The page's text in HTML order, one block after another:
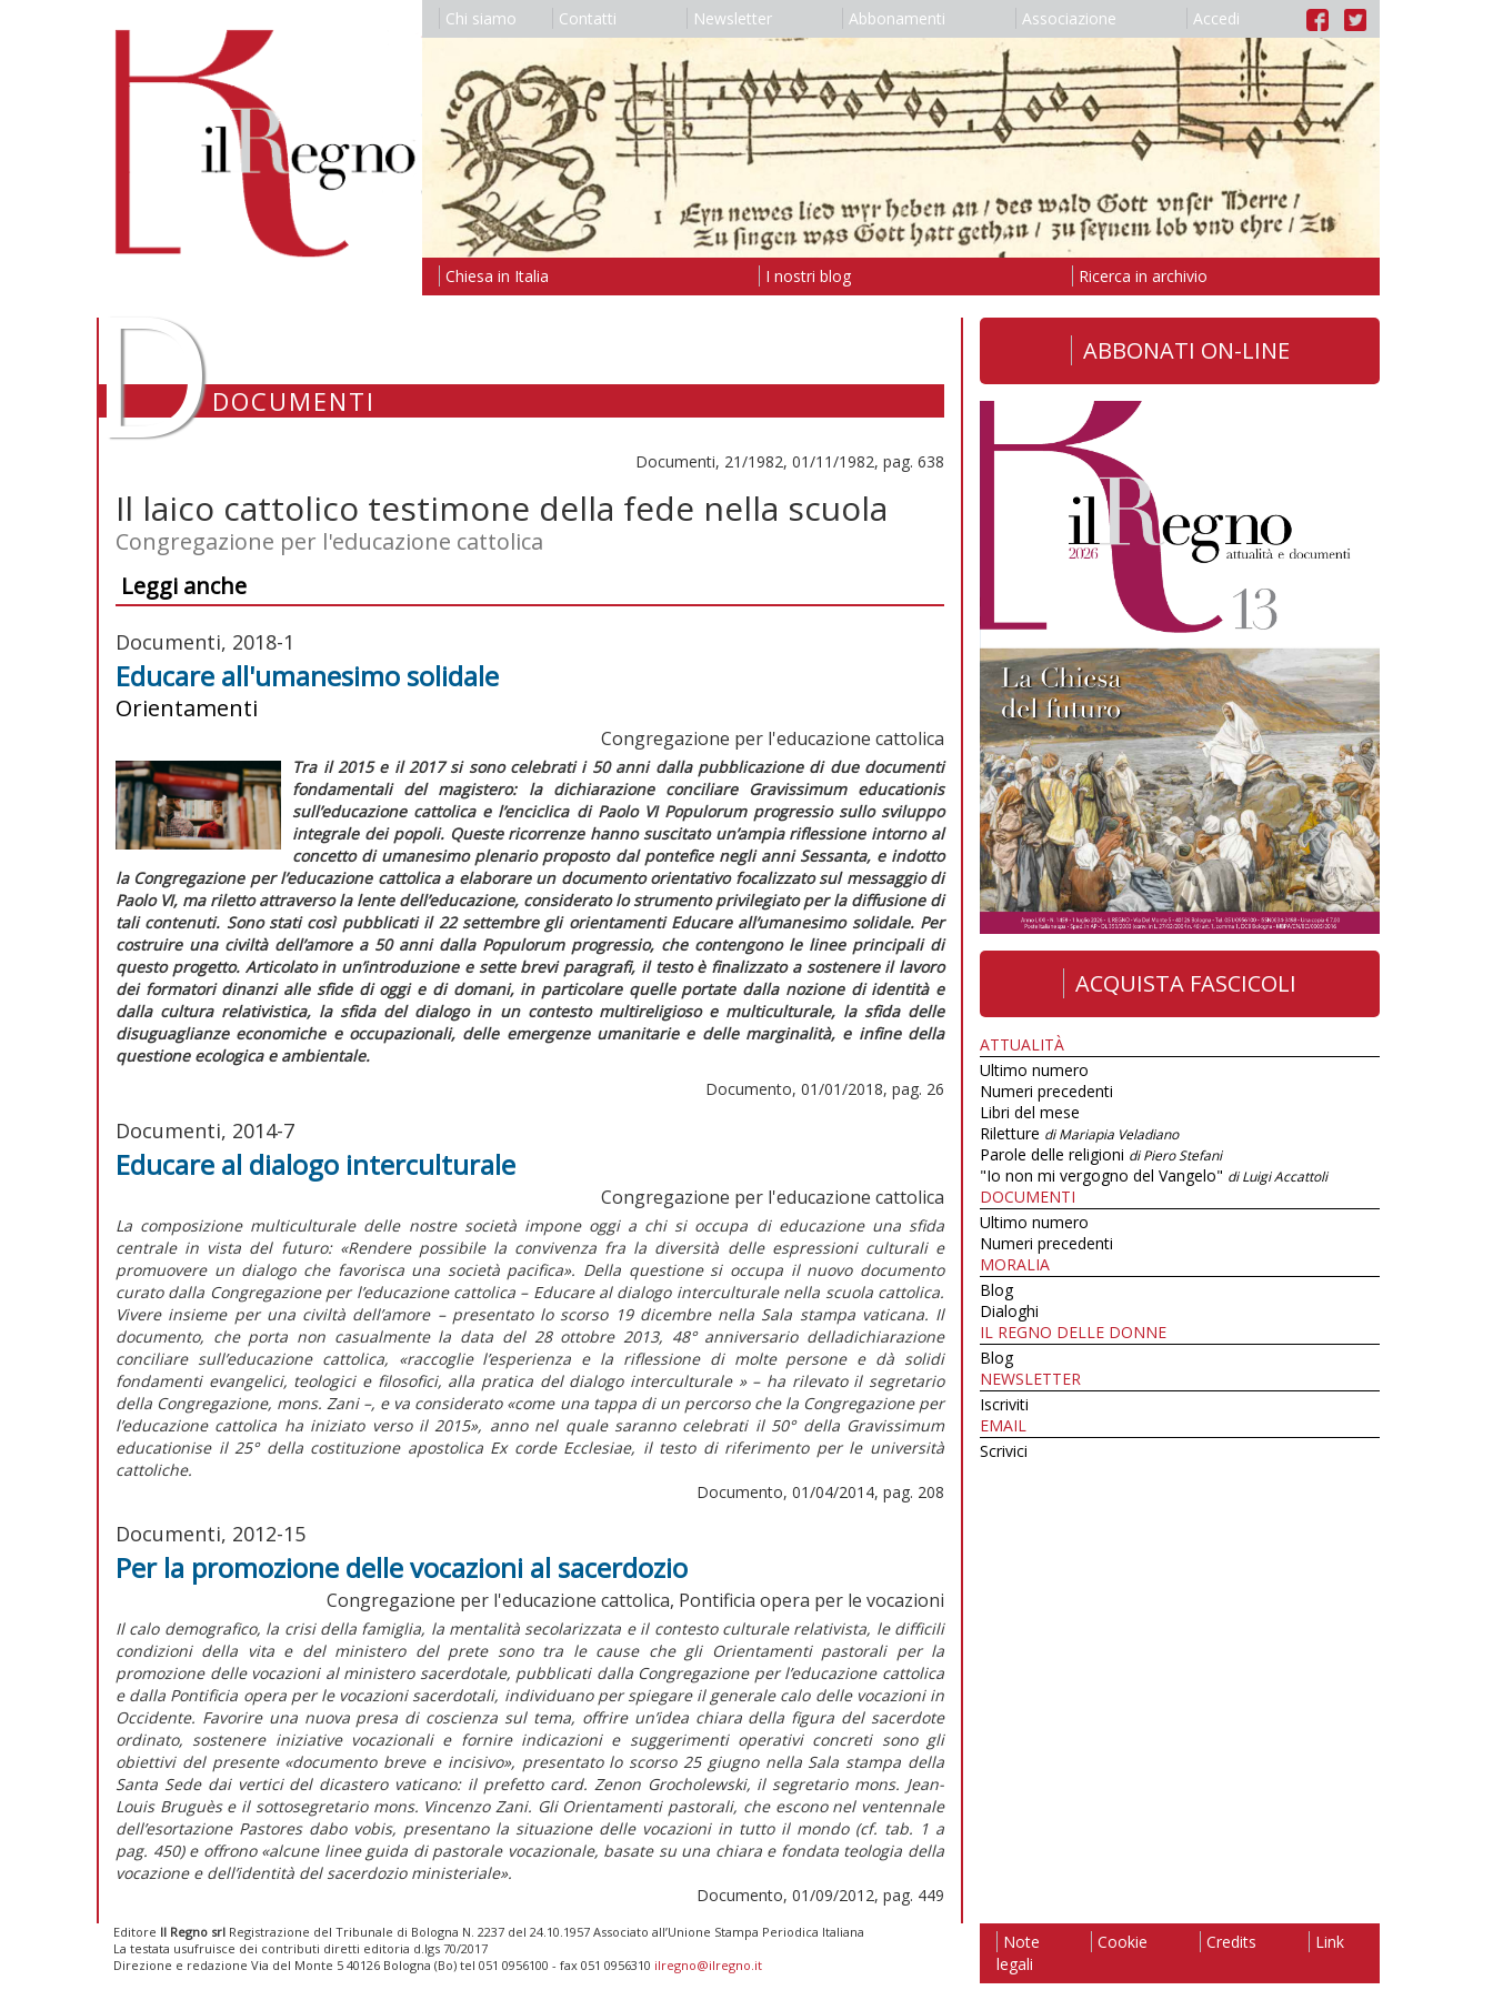
Chi siamo Contatti Newsletter Abbonamenti Associazione Accedi
Chiesa in Italia I nostri blog Ricerca in archivio
DDOCUMENTI
Documenti, 21/1982, 01/11/1982, pag. 638
Il laico cattolico testimone della fede nella scuola
Congregazione per l'educazione cattolica
Leggi anche
Documenti, 2018-1
Educare all'umanesimo solidale
Orientamenti
Congregazione per l'educazione cattolica
Tra il 2015 e il 2017 si sono celebrati i 50 anni dalla pubblicazione di due documenti
fondamentali del magistero: la dichiarazione conciliare Gravissimum educationis
sull’educazione cattolica e l’enciclica di Paolo VI Populorum progressiosullo sviluppo
integrale dei popoli. Queste ricorrenze hanno suscitato un’ampia riflessione intorno al
concetto di umanesimo plenarioproposto dal pontefice negli anni Sessanta, e indotto
la Congregazione per l’educazione cattolica a elaborare un documento orientativo focalizzato sul messaggio di
Paolo VI, ma riletto attraverso la lente dell’educazione, considerato lo strumento privilegiato per la diffusione di
tali contenuti. Sono stati così pubblicati il 22 settembre gli orientamenti Educare all’umanesimo solidale. Per
costruire una civiltà dell’amore a 50 anni dallaPopulorum progressio, che contengono le linee principali di
questo progetto. Articolato in un’introduzione e sette brevi paragrafi, il testo è finalizzato a sostenere il lavoro
dei formatori dinanzi alle sfide di oggi e di domani, in particolare quelle portate dalla nozione di identità e
dalla cultura relativistica, la sfida del dialogo in un contesto multireligioso e multiculturale, la sfida delle
disuguaglianze economiche e occupazionali, delle emergenze umanitarie e delle marginalità, e infine della
questione ecologica e ambientale.
Documento, 01/01/2018, pag. 26
Documenti, 2014-7
Educare al dialogo interculturale
Congregazione per l'educazione cattolica
La composizione multiculturale delle nostre società impone oggi a chi si occupa di educazione una sfida
centrale in vista del futuro: «Rendere possibile la convivenza fra la diversità delle espressioni culturali e
promuovere un dialogo che favorisca una società pacifica». Della questione si occupa il nuovo documento
curato dalla Congregazione per l’educazione cattolica – Educare al dialogo interculturale nella scuola cattolica.
Vivere insieme per una civiltà dell’amore – presentato lo scorso 19 dicembre nella Sala stampa vaticana. Il
documento, che porta non casualmente la data del 28 ottobre 2013, 48° anniversario delladichiarazione
conciliare sull’educazione cattolica, «raccoglie l’esperienza e la riflessione di molte persone e dà solidi
fondamenti evangelici, teologici e filosofici, alla pratica del dialogo interculturale » – ha rilevato il segretario
della Congregazione, mons. Zani –, e va considerato «come una tappa di un percorso che la Congregazione per
l’educazione cattolica ha iniziato verso il 2015», anno nel quale saranno celebrati il 50° della Gravissimum
educationise il 25° della costituzione apostolica Ex corde Ecclesiae, il testo di riferimento per le università
cattoliche.
Documento, 01/04/2014, pag. 208
Documenti, 2012-15
Per la promozione delle vocazioni al sacerdozio
Congregazione per l'educazione cattolica, Pontificia opera per le vocazioni
Il calo demografico, la crisi della famiglia, la mentalità secolarizzata e il contesto culturale relativista, le difficili
condizioni della vita e del ministero del prete sono tra le cause che gli Orientamenti pastorali per la
promozione delle vocazioni al ministero sacerdotale, pubblicati dalla Congregazione per l’educazione cattolica
e dalla Pontificia opera per le vocazioni sacerdotali, individuano per spiegare il generale calo delle vocazioni in
Occidente. Favorire una nuova presa di coscienza sul tema, offrire un’idea chiara della figura del sacerdote
ordinato, sostenere iniziative vocazionali e fornire indicazioni e suggerimenti operativi concreti sono gli
obiettivi del presente «documento breve e incisivo», presentato lo scorso 25 giugno nella Sala stampa della
Santa Sede dai vertici del dicastero vaticano: il prefetto card. Zenon Grocholewski, il segretario mons. Jean-
Louis Bruguès e il sottosegretario mons. Vincenzo Zani. Gli Orientamenti pastorali, che escono nel ventennale
dell’esortazione Pastores dabo vobis, presentano la situazione delle vocazioni in tutto il mondo (cf. tab. 1 a
pag. 450) e offrono «alcune linee guida di pastorale vocazionale, basate su una chiara e fondata teologia della
vocazione e dell’identità del sacerdozio ministeriale».
Documento, 01/09/2012, pag. 449
ABBONATI ON-LINE
ACQUISTA FASCICOLI
ATTUALITÀ
Ultimo numero
Numeri precedenti
Libri del mese
Riletture di Mariapia Veladiano
Parole delle religioni di Piero Stefani
"Io non mi vergogno del Vangelo" di Luigi Accattoli
DOCUMENTI
Ultimo numero
Numeri precedenti
MORALIA
Blog
Dialoghi
IL REGNO DELLE DONNE
Blog
NEWSLETTER
Iscriviti
EMAIL
Scrivici
Editore Il Regno srl Registrazione del Tribunale di Bologna N. 2237 del 24.10.1957 Associato all’Unione Stampa Periodica Italiana
La testata usufruisce dei contributi diretti editoria d.lgs 70/2017
Direzione e redazione Via del Monte 5 40126 Bologna (Bo) tel 051 0956100 - fax 051 0956310 ilregno@ilregno.it
Note
legali
Cookie Credits Link